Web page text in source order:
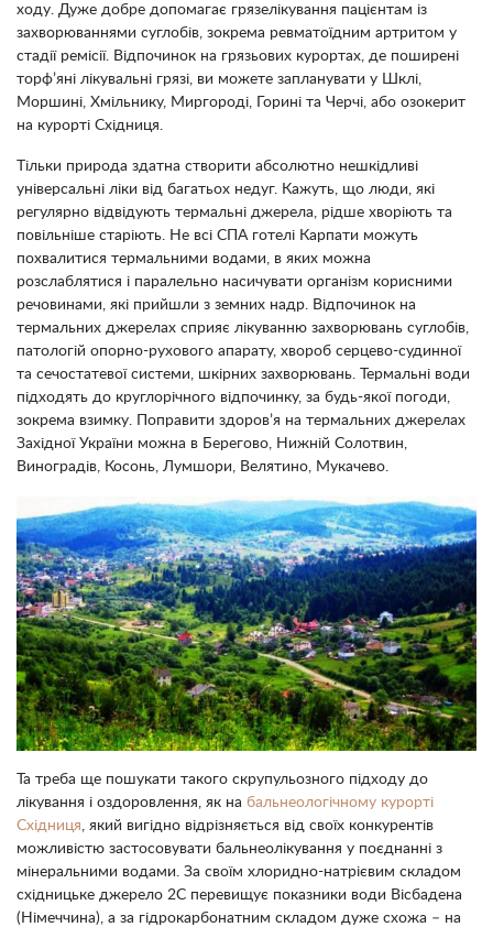
ходу. Дуже добре допомагає грязелікування пацієнтам із
захворюваннями суглобів, зокрема ревматоїдним артритом у
стадії ремісії. Відпочинок на грязьових курортах, де поширені
торф’яні лікувальні грязі, ви можете запланувати у Шклі,
Моршині, Хмільнику, Миргороді, Горині та Черчі, або озокерит
на курорті Східниця.
Тільки природа здатна створити абсолютно нешкідливі
універсальні ліки від багатьох недуг. Кажуть, що люди, які
регулярно відвідують термальні джерела, рідше хворіють та
повільніше старіють. Не всі СПА готелі Карпати можуть
похвалитися термальними водами, в яких можна
розслаблятися і паралельно насичувати організм корисними
речовинами, які прийшли з земних надр. Відпочинок на
термальних джерелах сприяє лікуванню захворювань суглобів,
патологій опорно-рухового апарату, хвороб серцево-судинної
та сечостатевої системи, шкірних захворювань. Термальні води
підходять до круглорічного відпочинку, за будь-якої погоди,
зокрема взимку. Поправити здоров’я на термальних джерелах
Західної України можна в Берегово, Нижній Солотвин,
Виноградів, Косонь, Лумшори, Велятино, Мукачево.
Та треба ще пошукати такого скрупульозного підходу до
лікування і оздоровлення, як на бальнеологічному курорті
Східниця, який вигідно відрізняється від своїх конкурентів
можливістю застосовувати бальнеолікування у поєднанні з
мінеральними водами. За своїм хлоридно-натрієвим складом
східницьке джерело 2С перевищує показники води Вісбадена
(Німеччина), а за гідрокарбонатним складом дуже схожа – на